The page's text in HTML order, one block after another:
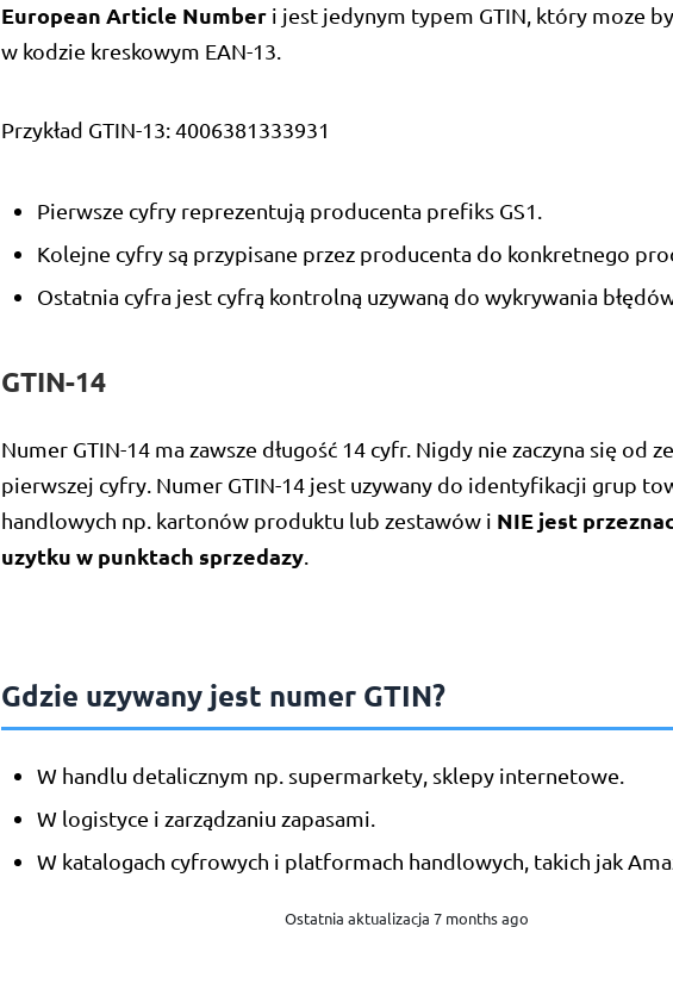
European Article Number i jest jedynym typem GTIN, który moze
w kodzie kreskowym EAN-13.
Przykład GTIN-13: 4006381333931
Pierwsze cyfry reprezentują producenta prefiks GS1.
Kolejne cyfry są przypisane przez producenta do konkretnego
Ostatnia cyfra jest cyfrą kontrolną uzywaną do wykrywania
GTIN-14
Numer GTIN-14 ma zawsze długość 14 cyfr. Nigdy nie zaczyna się od
pierwszej cyfry. Numer GTIN-14 jest uzywany do identyfikacji grup
handlowych np. kartonów produktu lub zestawów i NIE jest
uzytku w punktach sprzedazy.
Gdzie uzywany jest numer GTIN?
W handlu detalicznym np. supermarkety, sklepy internetowe.
W logistyce i zarządzaniu zapasami.
W katalogach cyfrowych i platformach handlowych, takich jak
Ostatnia aktualizacja 7 months ago